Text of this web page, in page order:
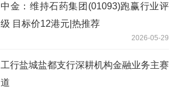
中金：维持石药集团(01093)跑赢行业评
级 目标价12港元|热推荐
2026-05-29
工行盐城盐都支行深耕机构金融业务主赛
道